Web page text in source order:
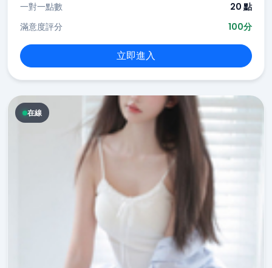
一對一點數
20 點
滿意度評分
100分
立即進入
在線